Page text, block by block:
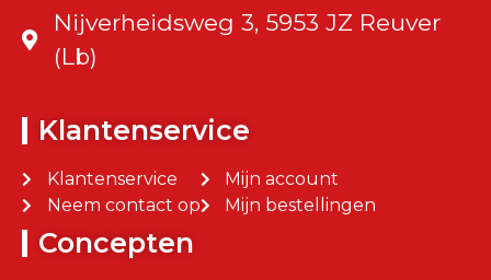
Nijverheidsweg 3, 5953 JZ Reuver
(Lb)
Klantenservice
Klantenservice
Neem contact op
Mijn account
Mijn bestellingen
Concepten